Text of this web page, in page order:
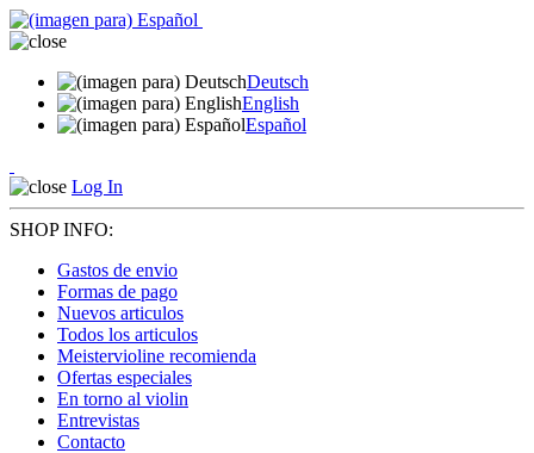
Deutsch
English
Español
Log In
SHOP INFO:
Gastos de envio
Formas de pago
Nuevos articulos
Todos los articulos
Meistervioline recomienda
Ofertas especiales
En torno al violin
Entrevistas
Contacto